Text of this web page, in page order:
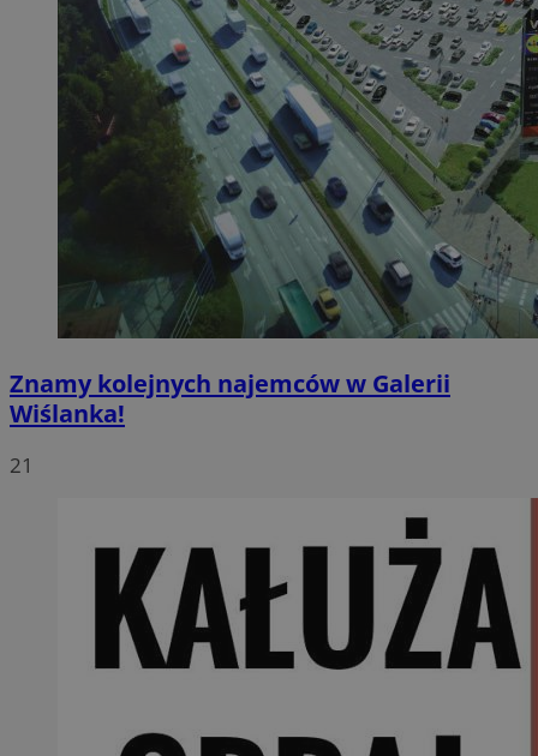
Znamy kolejnych najemców w Galerii
Wiślanka!
21